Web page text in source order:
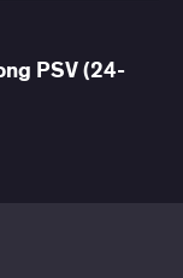
PSV (24-